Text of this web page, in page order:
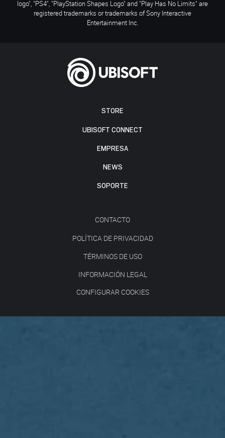
STORE
UBISOFT CONNECT
EMPRESA
NEWS
SOPORTE
CONTACTO
POLÍTICA DE PRIVACIDAD
TÉRMINOS DE USO
INFORMACIÓN LEGAL
CONFIGURAR COOKIES
logo", "PS4", "PlayStation Shapes Logo" and "Play Has No Limits" are
registered trademarks or trademarks of Sony Interactive
Entertainment Inc.